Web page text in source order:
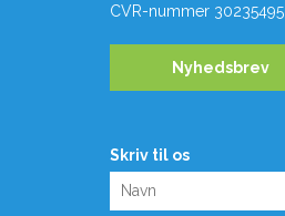
CVR-nummer 30235495
Nyhedsbrev
Skriv til os